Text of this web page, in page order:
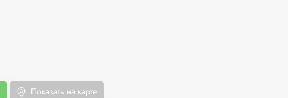
Показать на карте